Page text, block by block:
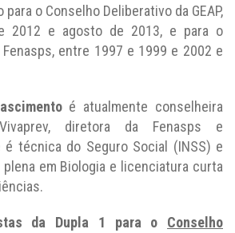
o Conselho Deliberativo da GEAP,
2012 e agosto de 2013, e para o
entre 1997 e 1999 e 2002 e
é atualmente conselheira
diretora da Fenasps e
é técnica do Seguro Social (INSS) e
em Biologia e licenciatura curta
da Dupla 1 para o Conselho